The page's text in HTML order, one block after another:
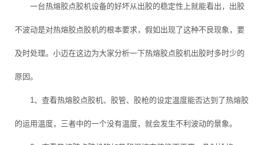
一台热熔胶点胶机设备的好坏从出胶的稳定性上就能看出，出胶
不波动是对热熔胶点胶机的根本要求，假如出现了这种不良现象，要
及时处理。小迈在这边为大家分析一下热熔胶点胶机出胶时多时少的
原因。
1、查看热熔胶点胶机、胶管、胶枪的设定温度能否达到了热熔胶
的运用温度，三者中的一个没有温度，就会发生不利波动的景象。